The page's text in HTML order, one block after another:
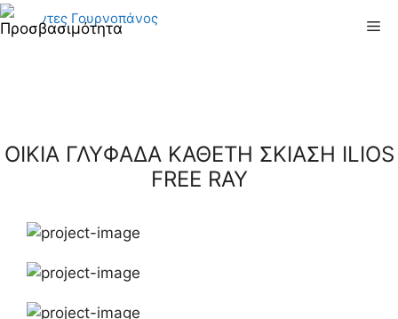
Μετάβαση
σε
ΟΙΚΙΑ ΓΛΥΦΑΔΑ ΚΑΘΕΤΗ ΣΚΙΑΣΗ ILIOS
FREE RAY